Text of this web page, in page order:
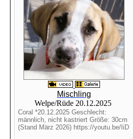
Mischling
Welpe/Rüde 20.12.2025
Coral *20.12.2025 Geschlecht:
männlich, nicht kastriert Größe: 30cm
(Stand März 2026) https://youtu.be/IiD